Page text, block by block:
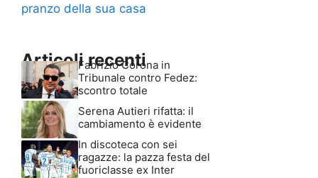
pranzo della sua casa
Articoli recenti
Fabrizio Corona in
Tribunale contro Fedez:
scontro totale
Serena Autieri rifatta: il
cambiamento è evidente
In discoteca con sei
ragazze: la pazza festa del
fuoriclasse ex Inter